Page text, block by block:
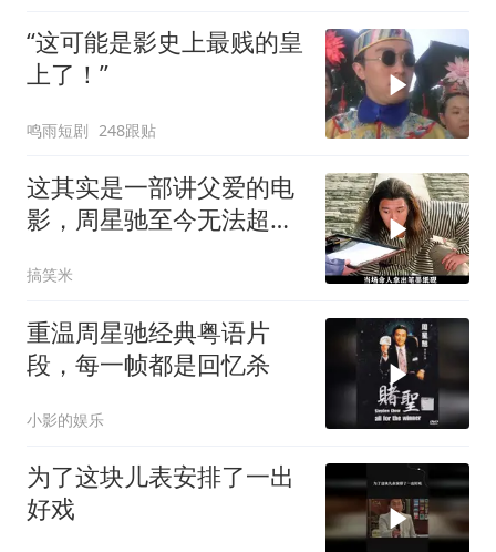
“这可能是影史上最贱的皇
上了！”
鸣雨短剧 248跟贴
这其实是一部讲父爱的电
影，周星驰至今无法超越
搞笑米
重温周星驰经典粤语片
段，每一帧都是回忆杀
小影的娱乐
为了这块儿表安排了一出
好戏